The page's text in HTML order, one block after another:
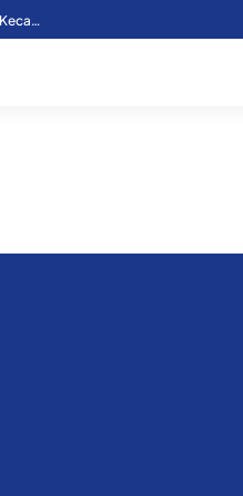
Kapoolres Sergai Bersama Forkopimda Sergai Tinjau Fasilitas Sekolah Rakyat, di Kecamatan Firdaus.